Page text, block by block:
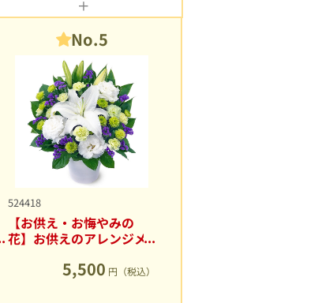
No.5
524418
【お供え・お悔やみの
花】お供えのアレンジメ
5,500 円（税込）